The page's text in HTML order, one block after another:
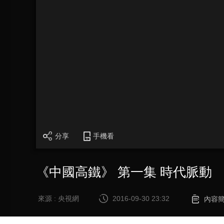
分享 手機看
《中國高鐵》 第一集 時代脈動
來源 : 央視網 2016-09-30 23:32 內容